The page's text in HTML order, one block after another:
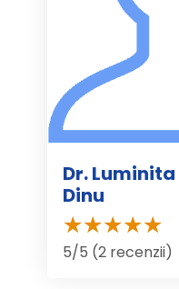
Dr.
Dinu
5/5 (2 recenzii)